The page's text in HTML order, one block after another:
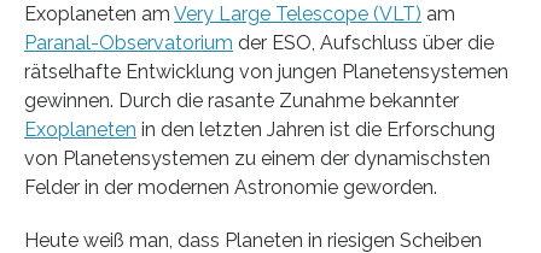
Exoplaneten am Very Large Telescope (VLT) am
Paranal-Observatorium der ESO, Aufschluss über die
rätselhafte Entwicklung von jungen Planetensystemen
gewinnen. Durch die rasante Zunahme bekannter
Exoplaneten in den letzten Jahren ist die Erforschung
von Planetensystemen zu einem der dynamischsten
Felder in der modernen Astronomie geworden.
Heute weiß man, dass Planeten in riesigen Scheiben